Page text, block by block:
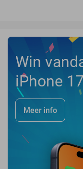
Win
iPhone
Meer info